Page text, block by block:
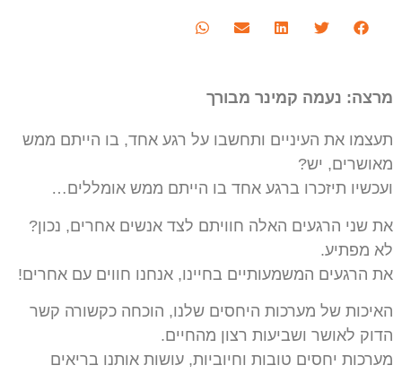
מרצה: נעמה קמינר מבורך
תעצמו את העיניים ותחשבו על רגע אחד, בו הייתם ממש
מאושרים, יש?
ועכשיו תיזכרו ברגע אחד בו הייתם ממש אומללים…
את שני הרגעים האלה חוויתם לצד אנשים אחרים, נכון?
לא מפתיע.
את הרגעים המשמעותיים בחיינו, אנחנו חווים עם אחרים!
האיכות של מערכות היחסים שלנו, הוכחה כקשורה קשר
הדוק לאושר ושביעות רצון מהחיים.
מערכות יחסים טובות וחיוביות, עושות אותנו בריאים